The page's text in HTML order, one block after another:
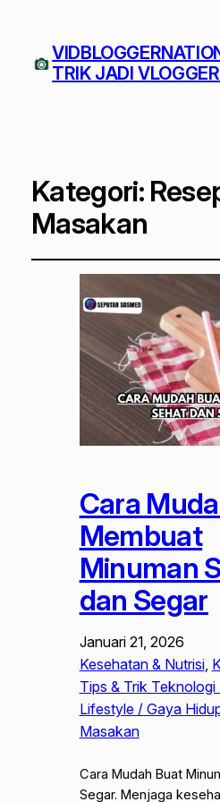
TRIK JADI
Kategori:
Masakan
Cara
Membuat
Minuman
dan Segar
Januari 21, 2026
Kesehatan & Nutrisi,
Tips & Trik
Lifestyle / Gaya
Masakan
Cara Mudah Buat
Segar. Menjaga